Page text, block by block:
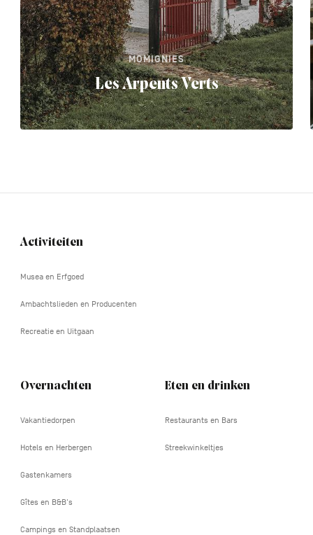
MOMIGNIES
Les Arpents Verts
Navigation
Activiteiten
Musea en Erfgoed
Ambachtslieden en Producenten
Recreatie en Uitgaan
Overnachten
Vakantiedorpen
Hotels en Herbergen
Gastenkamers
Gîtes en B&B's
Campings en Standplaatsen
Eten en drinken
Restaurants en Bars
Streekwinkeltjes